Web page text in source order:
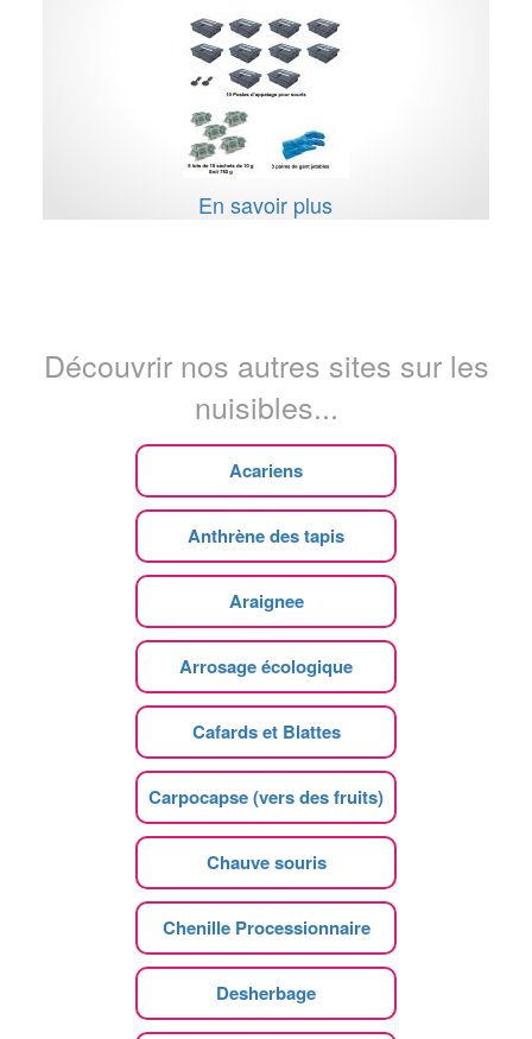
En savoir plus
Découvrir nos autres sites sur les
nuisibles...
Acariens
Anthrène des tapis
Araignee
Arrosage écologique
Cafards et Blattes
Carpocapse (vers des fruits)
Chauve souris
Chenille Processionnaire
Desherbage